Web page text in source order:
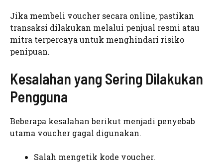
Jika membeli voucher secara online, pastikan
transaksi dilakukan melalui penjual resmi atau
mitra terpercaya untuk menghindari risiko
penipuan.
Kesalahan yang Sering Dilakukan
Pengguna
Beberapa kesalahan berikut menjadi penyebab
utama voucher gagal digunakan.
Salah mengetik kode voucher.